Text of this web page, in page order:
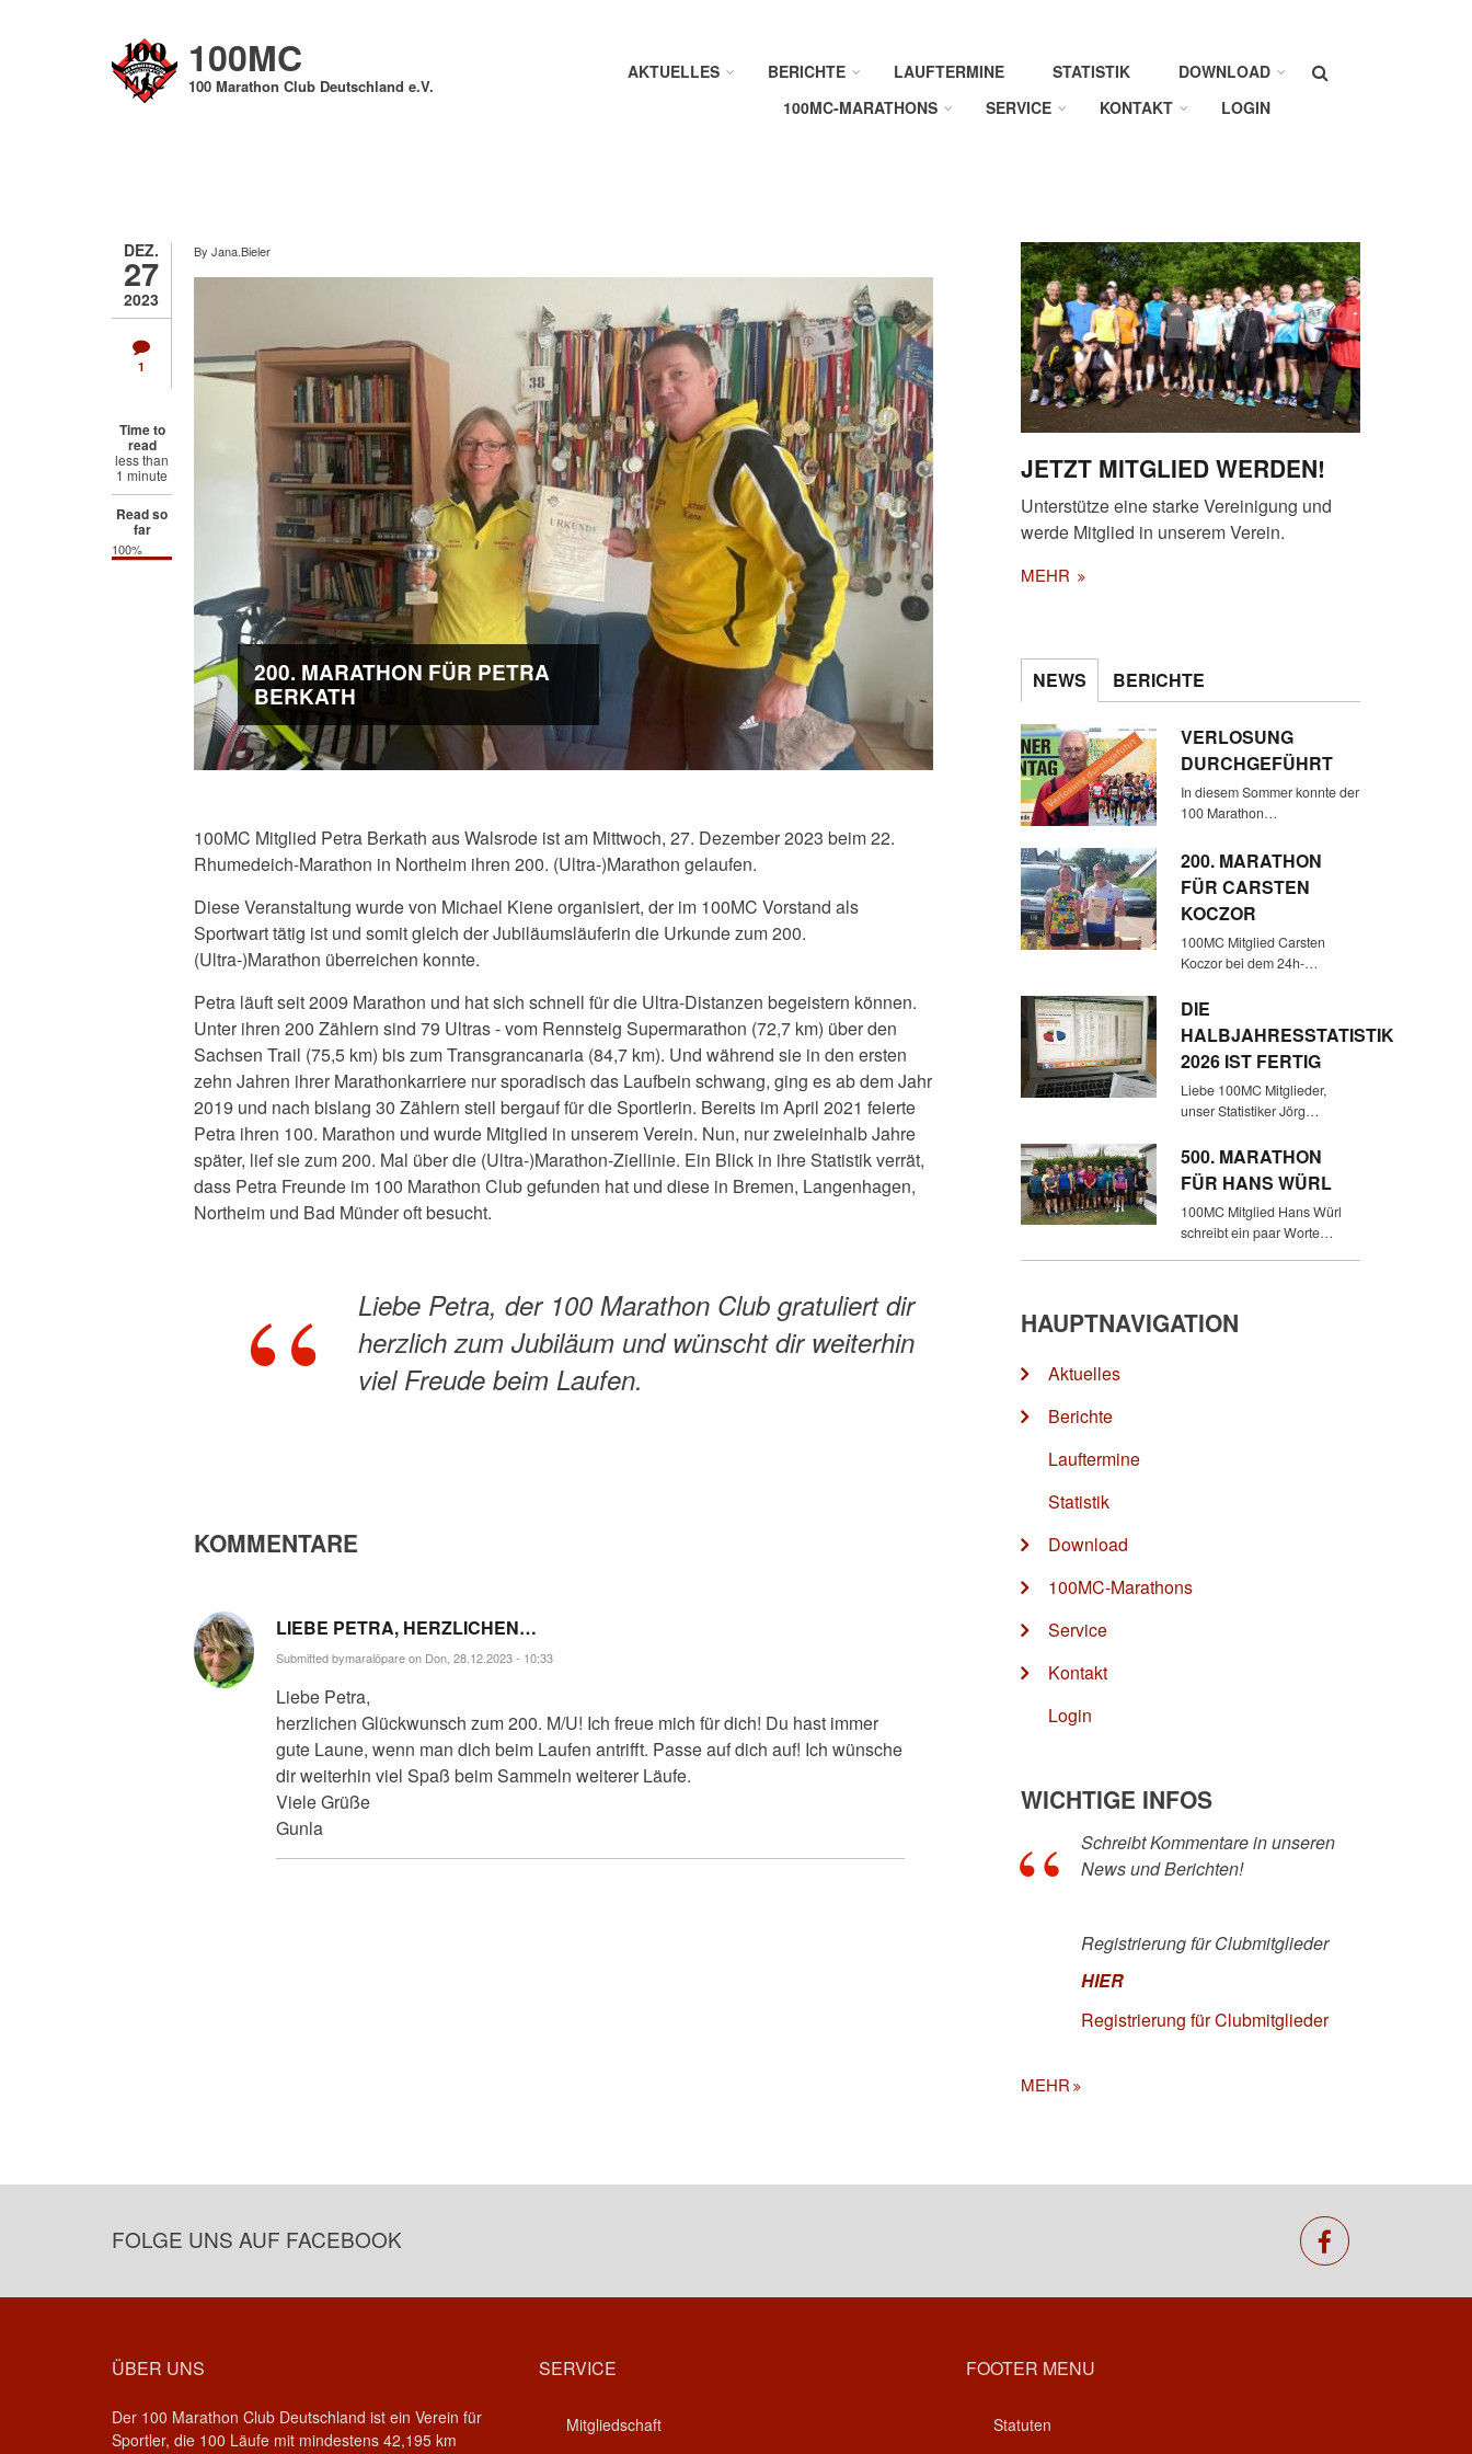
100MC
100 Marathon Club Deutschland e.V.
Suche
AKTUELLES BERICHTE LAUFTERMINE STATISTIK
DOWNLOAD
100MC-MARATHONS
SERVICE KONTAKT LOGIN
DEZ.
27
2023
1
Time to
read
less than
1 minute
Read so
far
100%
By Jana.Bieler
200. MARATHON FÜR PETRA
BERKATH
100MC Mitglied Petra Berkath aus Walsrode ist am Mittwoch, 27. Dezember 2023 beim 22.
Rhumedeich-Marathon in Northeim ihren 200. (Ultra-)Marathon gelaufen.
Diese Veranstaltung wurde von Michael Kiene organisiert, der im 100MC Vorstand als
Sportwart tätig ist und somit gleich der Jubiläumsläuferin die Urkunde zum 200.
(Ultra-)Marathon überreichen konnte.
Petra läuft seit 2009 Marathon und hat sich schnell für die Ultra-Distanzen begeistern können.
Unter ihren 200 Zählern sind 79 Ultras - vom Rennsteig Supermarathon (72,7 km) über den
Sachsen Trail (75,5 km) bis zum Transgrancanaria (84,7 km). Und während sie in den ersten
zehn Jahren ihrer Marathonkarriere nur sporadisch das Laufbein schwang, ging es ab dem Jahr
2019 und nach bislang 30 Zählern steil bergauf für die Sportlerin. Bereits im April 2021 feierte
Petra ihren 100. Marathon und wurde Mitglied in unserem Verein. Nun, nur zweieinhalb Jahre
später, lief sie zum 200. Mal über die (Ultra-)Marathon-Ziellinie. Ein Blick in ihre Statistik verrät,
dass Petra Freunde im 100 Marathon Club gefunden hat und diese in Bremen, Langenhagen,
Northeim und Bad Münder oft besucht.
Liebe Petra, der 100 Marathon Club gratuliert dir
herzlich zum Jubiläum und wünscht dir weiterhin
viel Freude beim Laufen.
KOMMENTARE
LIEBE PETRA, HERZLICHEN…
Submitted bymaralöpareon Don, 28.12.2023 - 10:33
Liebe Petra,
herzlichen Glückwunsch zum 200. M/U! Ich freue mich für dich! Du hast immer
gute Laune, wenn man dich beim Laufen antrifft. Passe auf dich auf! Ich wünsche
dir weiterhin viel Spaß beim Sammeln weiterer Läufe.
Viele Grüße
Gunla
JETZT MITGLIED WERDEN!
Unterstütze eine starke Vereinigung und
werde Mitglied in unserem Verein.
MEHR
NEWS BERICHTE
VERLOSUNG
DURCHGEFÜHRT
In diesem Sommer konnte der
100 Marathon…
200. MARATHON
FÜR CARSTEN
KOCZOR
100MC Mitglied Carsten
Koczor bei dem 24h-…
DIE
HALBJAHRESSTATISTIK
2026 IST FERTIG
Liebe 100MC Mitglieder,
unser Statistiker Jörg…
500. MARATHON
FÜR HANS WÜRL
100MC Mitglied Hans Würl
schreibt ein paar Worte…
HAUPTNAVIGATION
Aktuelles
Berichte
Lauftermine
Statistik
Download
100MC-Marathons
Service
Kontakt
Login
WICHTIGE INFOS
Schreibt Kommentare in unseren
News und Berichten!
Registrierung für Clubmitglieder
HIER
Registrierung für Clubmitglieder
MEHR
FOLGE UNS AUF FACEBOOK facebook
ÜBER UNS
Der 100 Marathon Club Deutschland ist ein Verein für
Sportler, die 100 Läufe mit mindestens 42,195 km
SERVICE
Mitgliedschaft
FOOTER MENU
Statuten